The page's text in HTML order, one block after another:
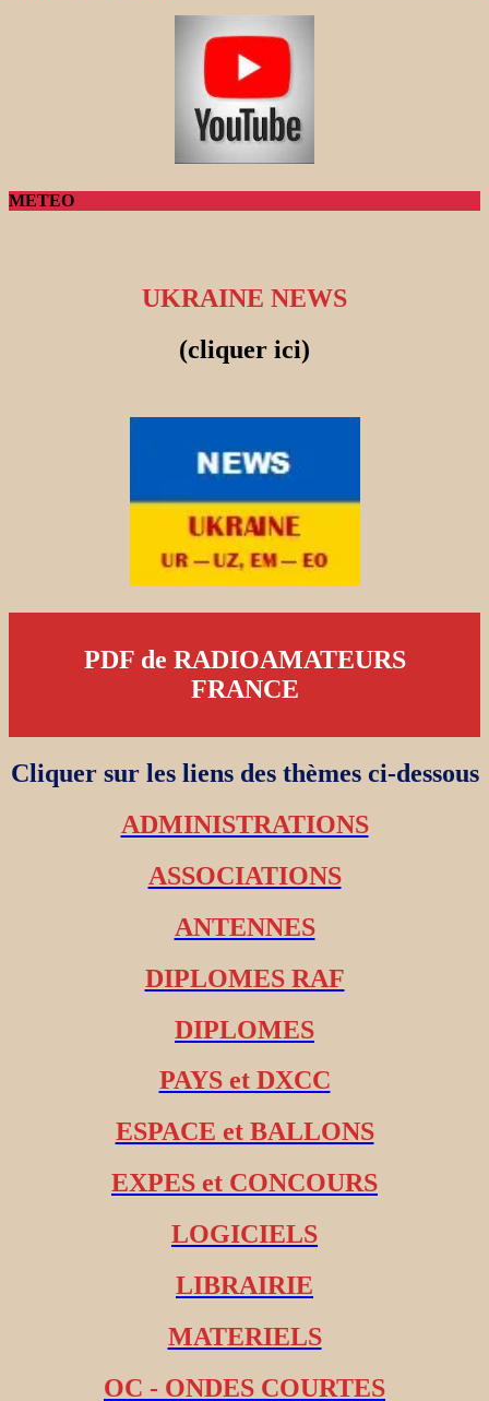
METEO
UKRAINE NEWS
(cliquer ici)
PDF de RADIOAMATEURS
FRANCE
Cliquer sur les liens des thèmes ci-dessous
ADMINISTRATIONS
ASSOCIATIONS
ANTENNES
DIPLOMES RAF
DIPLOMES
PAYS et DXCC
ESPACE et BALLONS
EXPES et CONCOURS
LOGICIELS
LIBRAIRIE
MATERIELS
OC - ONDES COURTES